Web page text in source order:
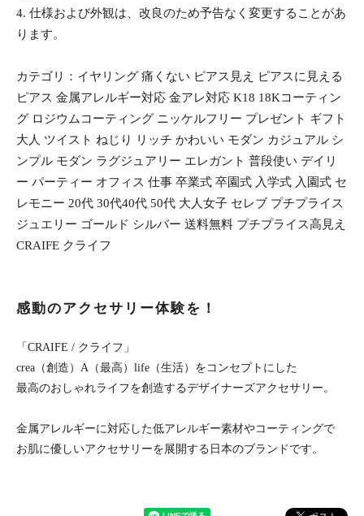
4. 仕様および外観は、改良のため予告なく変更することがあ
ります。
カテゴリ：イヤリング 痛くない ピアス見え ピアスに見える
ピアス 金属アレルギー対応 金アレ対応 K18 18Kコーティン
グ ロジウムコーティング ニッケルフリー プレゼント ギフト
大人 ツイスト ねじり リッチ かわいい モダン カジュアル シ
ンプル モダン ラグジュアリー エレガント 普段使い デイリ
ー パーティー オフィス 仕事 卒業式 卒園式 入学式 入園式 セ
レモニー 20代 30代40代 50代 大人女子 セレブ プチプライス
ジュエリー ゴールド シルバー 送料無料 プチプライス高見え
CRAIFE クライフ
感動のアクセサリー体験を！
「CRAIFE / クライフ」
crea（創造）A（最高）life（生活）をコンセプトにした
最高のおしゃれライフを創造するデザイナーズアクセサリー。
金属アレルギーに対応した低アレルギー素材やコーティングで
お肌に優しいアクセサリーを展開する日本のブランドです。